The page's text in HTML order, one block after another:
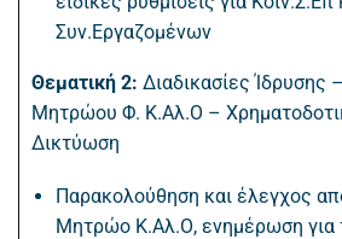
Συν.Εργαζομένων
Θεματική 2: Διαδικασίες Ίδρυσης
Μητρώου Φ. Κ.Αλ.Ο –
Δικτύωση
Παρακολούθηση και έλεγχος
Μητρώο Κ.Αλ.Ο, ενημέρωση για